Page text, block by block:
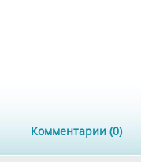
Комментарии (0)